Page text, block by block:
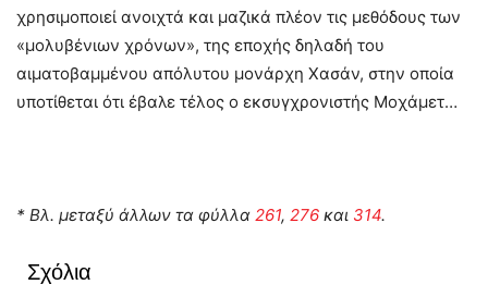
χρησιμοποιεί ανοιχτά και μαζικά πλέον τις μεθόδους των
«μολυβένιων χρόνων», της εποχής δηλαδή του
αιματοβαμμένου απόλυτου μονάρχη Χασάν, στην οποία
υποτίθεται ότι έβαλε τέλος ο εκσυγχρονιστής Μοχάμετ…
* Βλ. μεταξύ άλλων τα φύλλα 261, 276 και 314.
Σχόλια